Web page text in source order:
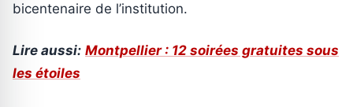
bicentenaire de l’institution.
Lire aussi: Montpellier : 12 soirées gratuites sous
les étoiles